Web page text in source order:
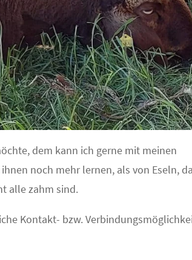
dem kann ich gerne mit meinen
noch mehr lernen, als von Eseln,
alle zahm sind.
Kontakt- bzw.